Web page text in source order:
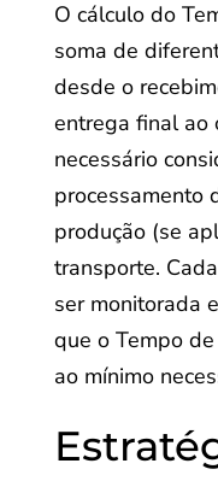
O cálculo do
soma de
desde o
entrega final ao
necessário
processamento
produção (se
transporte.
ser monitorada
que o Tempo
ao mínimo